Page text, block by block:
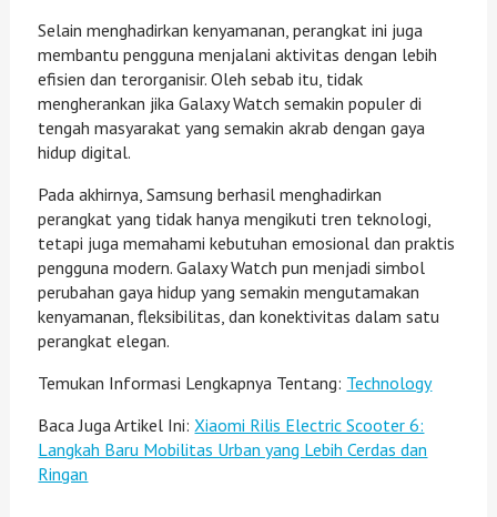
Selain menghadirkan kenyamanan, perangkat ini juga
membantu pengguna menjalani aktivitas dengan lebih
efisien dan terorganisir. Oleh sebab itu, tidak
mengherankan jika Galaxy Watch semakin populer di
tengah masyarakat yang semakin akrab dengan gaya
hidup digital.
Pada akhirnya, Samsung berhasil menghadirkan
perangkat yang tidak hanya mengikuti tren teknologi,
tetapi juga memahami kebutuhan emosional dan praktis
pengguna modern. Galaxy Watch pun menjadi simbol
perubahan gaya hidup yang semakin mengutamakan
kenyamanan, fleksibilitas, dan konektivitas dalam satu
perangkat elegan.
Temukan Informasi Lengkapnya Tentang: Technology
Baca Juga Artikel Ini: Xiaomi Rilis Electric Scooter 6:
Langkah Baru Mobilitas Urban yang Lebih Cerdas dan
Ringan